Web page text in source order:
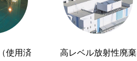
使用済
高レベル放射性廃棄